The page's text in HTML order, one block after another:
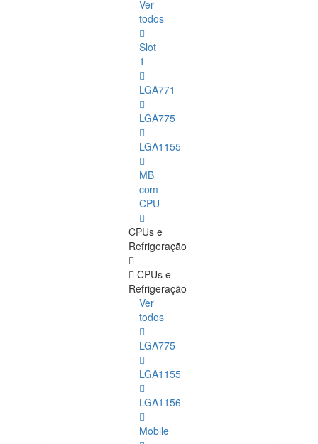
Ver
todos
Slot
1
LGA771
LGA775
LGA1155
MB
com
CPU
CPUs e
Refrigeração
CPUs e
Refrigeração
Ver
todos
LGA775
LGA1155
LGA1156
Mobile